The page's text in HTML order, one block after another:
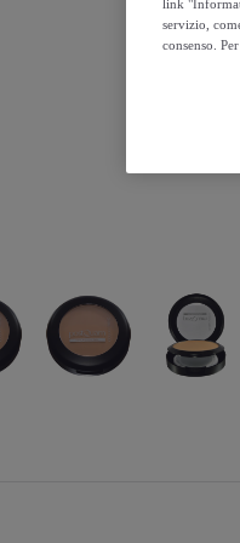
link
servizio,
consenso.